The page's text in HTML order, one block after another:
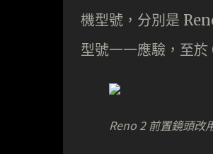
機型號，分別是
型號一一應驗，至於
Reno 2 前置鏡頭改